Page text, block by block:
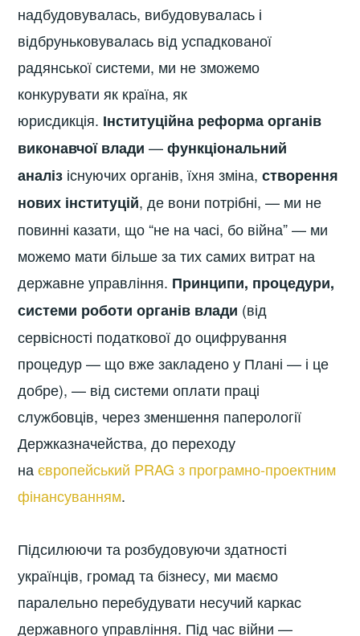
надбудовувалась, вибудовувалась і
відбруньковувалась від успадкованої
радянської системи, ми не зможемо
конкурувати як країна, як
юрисдикція. Інституційна реформа органів
виконавчої влади —функціональний
аналіз існуючих органів, їхня зміна,створення
нових інституцій, де вони потрібні, — ми не
повинні казати, що “не на часі, бо війна” — ми
можемо мати більше за тих самих витрат на
державне управління. Принципи, процедури,
системи роботи органів влади (від
сервісності податкової до оцифрування
процедур — що вже закладено у Плані — і це
добре), — від системи оплати праці
службовців, через зменшення паперології
Держказначейства, до переходу
наєвропейський PRAG з програмно-проектним
фінансуванням.
Підсилюючи та розбудовуючи здатності
українців, громад та бізнесу, ми маємо
паралельно перебудувати несучий каркас
державного управління. Під час війни —